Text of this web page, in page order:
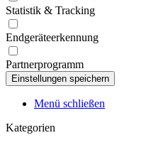
Statistik & Tracking
Endgeräteerkennung
Partnerprogramm
Menü schließen
Kategorien